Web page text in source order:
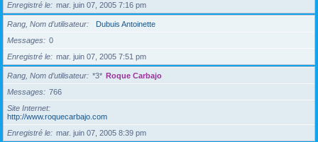
Enregistré le
mar. juin 07, 2005 7:16 pm
Rang, Nom d’utilisateur
Dubuis Antoinette
Messages
0
Enregistré le
mar. juin 07, 2005 7:51 pm
Rang, Nom d’utilisateur *3* Roque Carbajo
Messages
766
Site Internet
http://www.roquecarbajo.com
Enregistré le
mar. juin 07, 2005 8:39 pm